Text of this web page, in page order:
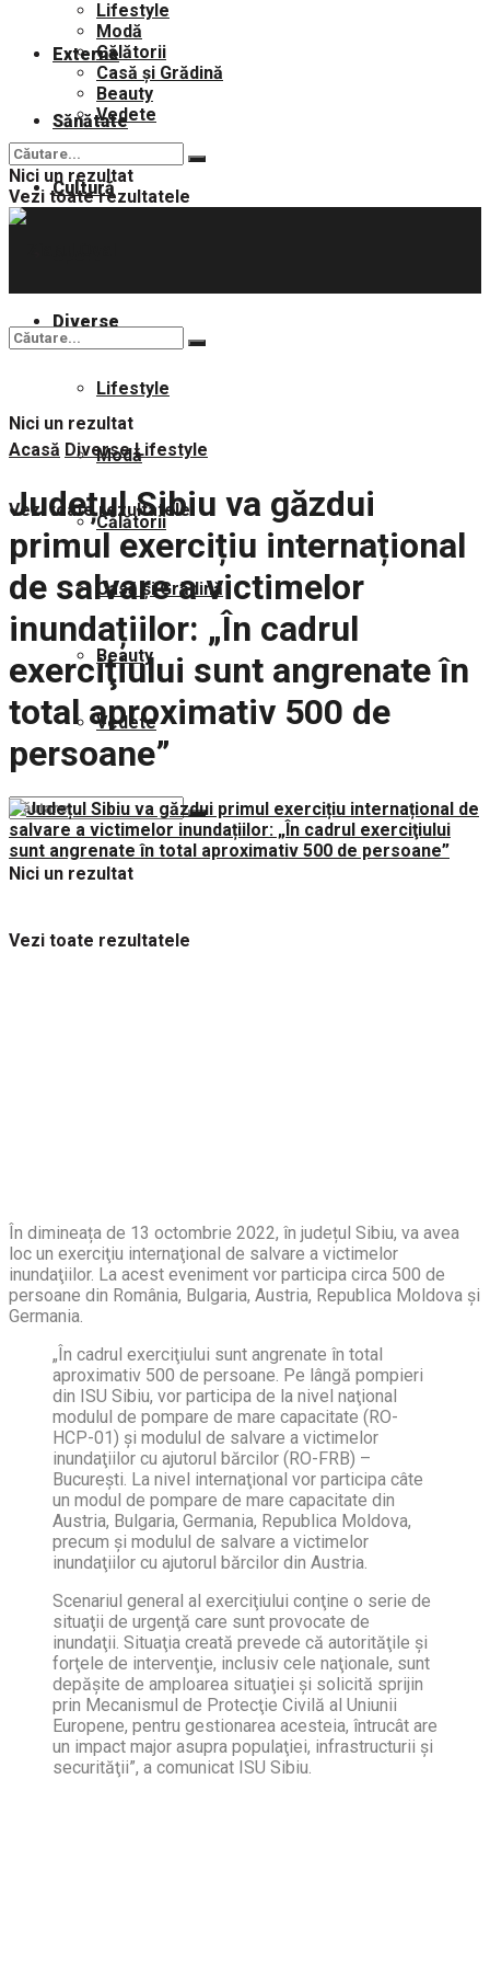
Externe
Sănătate
Cultură
Diverse
Lifestyle
Modă
Călătorii
Casă și Grădină
Beauty
Vedete
Nici un rezultat
Vezi toate rezultatele
Lifestyle
Modă
Călătorii
Casă și Grădină
Beauty
Vedete
Nici un rezultat
Vezi toate rezultatele
Nici un rezultat
Vezi toate rezultatele
Acasă Diverse Lifestyle
Județul Sibiu va găzdui
primul exercițiu internațional
de salvare a victimelor
inundațiilor: „În cadrul
exerciţiului sunt angrenate în
total aproximativ 500 de
persoane”
În dimineața de 13 octombrie 2022, în județul Sibiu, va avea
loc un exerciţiu internaţional de salvare a victimelor
inundaţiilor. La acest eveniment vor participa circa 500 de
persoane din România, Bulgaria, Austria, Republica Moldova și
Germania.
„În cadrul exerciţiului sunt angrenate în total
aproximativ 500 de persoane. Pe lângă pompieri
din ISU Sibiu, vor participa de la nivel naţional
modulul de pompare de mare capacitate (RO-
HCP-01) şi modulul de salvare a victimelor
inundaţiilor cu ajutorul bărcilor (RO-FRB) –
Bucureşti. La nivel internaţional vor participa câte
un modul de pompare de mare capacitate din
Austria, Bulgaria, Germania, Republica Moldova,
precum şi modulul de salvare a victimelor
inundaţiilor cu ajutorul bărcilor din Austria.
Scenariul general al exerciţiului conţine o serie de
situaţii de urgenţă care sunt provocate de
inundaţii. Situaţia creată prevede că autorităţile şi
forţele de intervenţie, inclusiv cele naţionale, sunt
depăşite de amploarea situaţiei şi solicită sprijin
prin Mecanismul de Protecţie Civilă al Uniunii
Europene, pentru gestionarea acesteia, întrucât are
un impact major asupra populaţiei, infrastructurii şi
securităţii”, a comunicat ISU Sibiu.